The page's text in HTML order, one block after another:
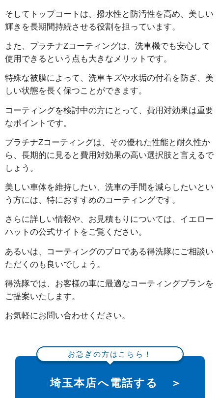
そしてトップコートは、撥水性と防汚性を高め、美しい
輝きを長期間持続させる役割を担っています。
また、プラチナZコーティングは、洗車機でも安心して
使用できるという点も大きなメリットです。
特殊な被膜によって、洗車キズや水垢の付着を防ぎ、美
しい状態を長く保つことができます。
コーティングを検討中の方にとって、費用対効果は重要
なポイントです。
プラチナZコーティングは、その優れた性能と耐久性か
ら、長期的に見ると費用対効果の高い選択肢と言えるで
しょう。
美しい車体を維持したい、洗車の手間を減らしたいとい
う方には、特におすすめのコーティングです。
さらに詳しい情報や、お見積もりについては、イエロー
ハットの公式サイトをご覧ください。
あるいは、コーティングのプロである得洗隊にご相談い
ただくのも良いでしょう。
得洗隊では、お客様の車に最適なコーティングプランを
ご提案いたします。
お気軽にお問い合わせください。
お急ぎの方はこちら！
埼玉本店へ電話する ＞